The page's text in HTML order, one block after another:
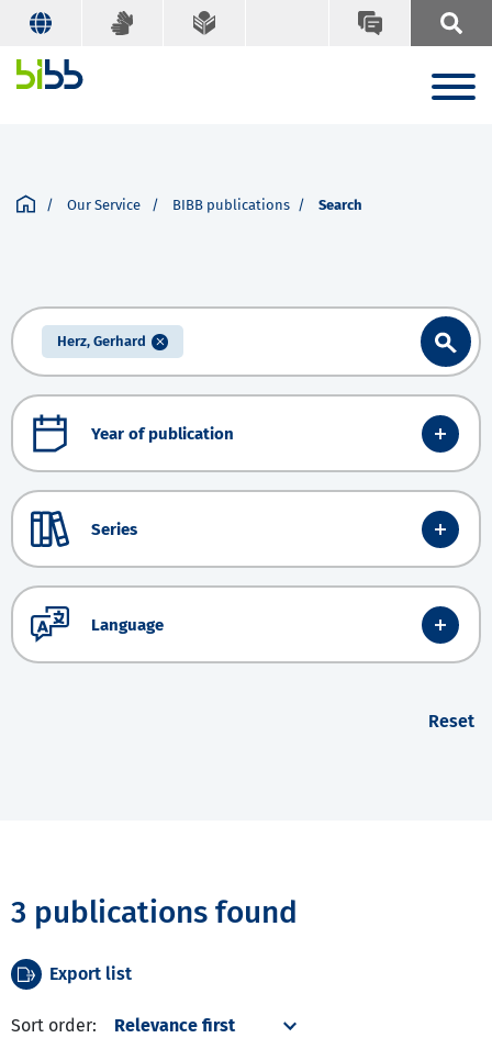
Our Service BIBB publications Search
Herz, Gerhard
Year of publication
Series
Language
Reset
3 publications found
Export list
Sort order: